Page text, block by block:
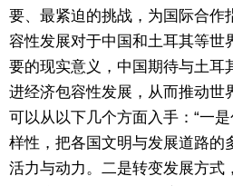
要、最紧迫的挑战，为国际合作
容性发展对于中国和土耳其等世
要的现实意义，中国期待与土耳
进经济包容性发展，从而推动世
可以从以下几个方面入手：“一
样性，把各国文明与发展道路的
活力与动力。二是转变发展方式